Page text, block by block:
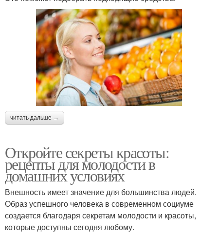
читать дальше →
Откройте секреты красоты:
рецепты для молодости в
домашних условиях
Внешность имеет значение для большинства людей.
Образ успешного человека в современном социуме
создается благодаря секретам молодости и красоты,
которые доступны сегодня любому.